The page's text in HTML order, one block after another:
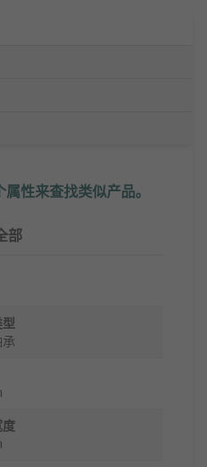
性来查找类似产品。
部
度